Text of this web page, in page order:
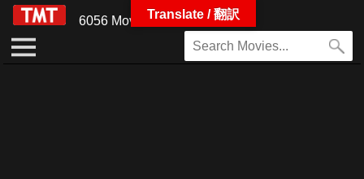
6056 MoviesTranslate / 翻訳